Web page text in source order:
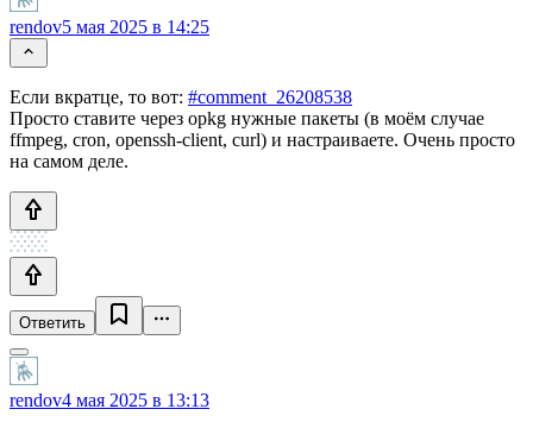
rendov5 мая 2025 в 14:25
Если вкратце, то вот: #comment_26208538
Просто ставите через opkg нужные пакеты (в моём случае
ffmpeg, cron, openssh-client, curl) и настраиваете. Очень просто
на самом деле.
Ответить
rendov4 мая 2025 в 13:13